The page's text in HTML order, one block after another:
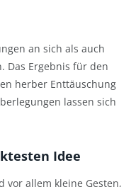
an sich als auch
Das Ergebnis für den
herber Enttäuschung
lassen sich
Idee
vor allem kleine Gesten,